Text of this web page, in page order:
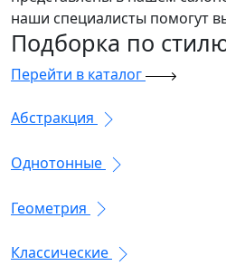
наши специалисты помогут
Подборка по
Перейти в каталог
Абстракция
Однотонные
Геометрия
Классические